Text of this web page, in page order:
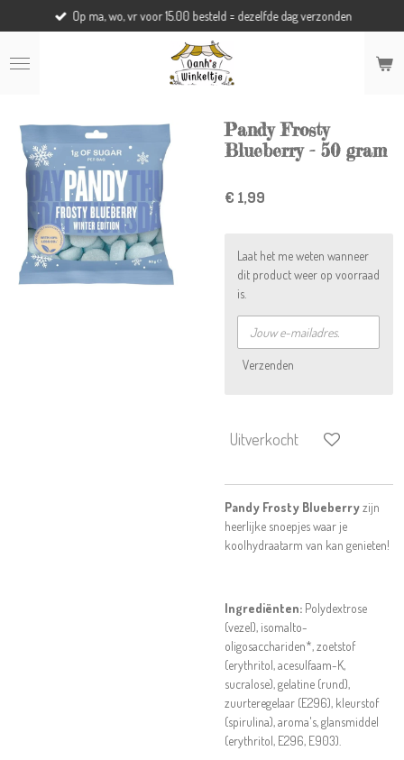
direct
naar
de
Op ma, wo, vr voor 15.00 besteld = dezelfde dag verzonden
Pandy Frosty
Blueberry - 50 gram
€ 1,99
Laat het me weten wanneer
dit product weer op voorraad
is.
Verzenden
Uitverkocht
Pandy Frosty Blueberryzijn
heerlijke snoepjes waar je
koolhydraatarm van kan genieten!
Ingrediënten: Polydextrose
(vezel), isomalto-
oligosacchariden*, zoetstof
(erythritol, acesulfaam-K,
sucralose), gelatine (rund),
zuurteregelaar (E296), kleurstof
(spirulina), aroma's, glansmiddel
(erythritol, E296, E903).